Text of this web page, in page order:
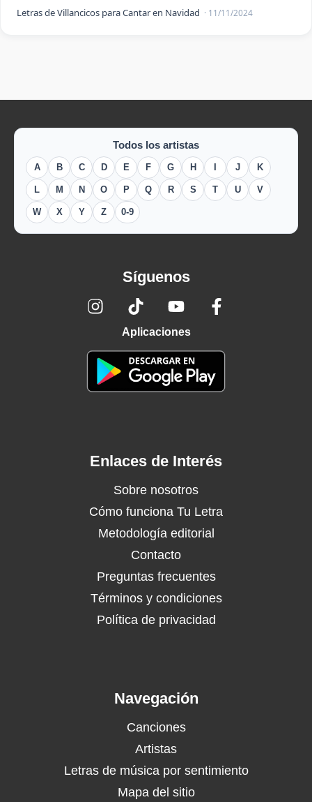
Letras de Villancicos para Cantar en Navidad · 11/11/2024
Todos los artistas
A B C D E F G H J K
L M N O P Q R S T U V
W X Y Z 0-9
Síguenos
Aplicaciones
Enlaces de Interés
Sobre nosotros
Cómo funciona Tu Letra
Metodología editorial
Contacto
Preguntas frecuentes
Términos y condiciones
Política de privacidad
Navegación
Canciones
Artistas
Letras de música por sentimiento
Mapa del sitio